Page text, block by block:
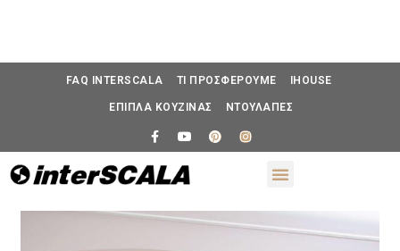
FAQ INTERSCALA ΤΙ ΠΡΟΣΦΕΡΟΥΜΕ IHOUSE
ΕΠΙΠΛΑ ΚΟΥΖΙΝΑΣ ΝΤΟΥΛΑΠΕΣ